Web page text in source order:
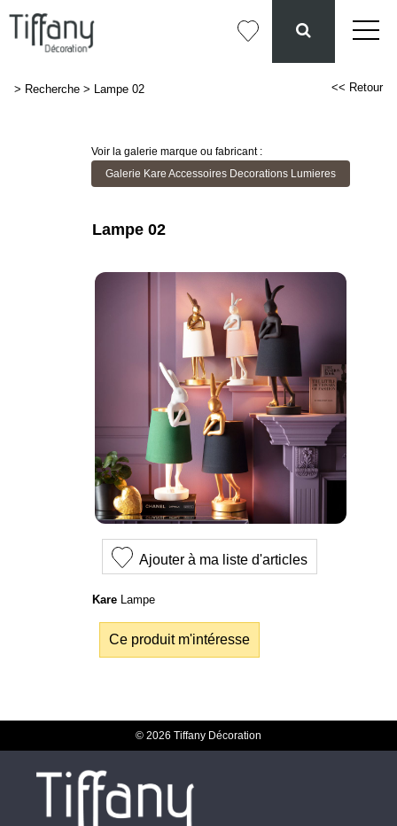
> Recherche > Lampe 02 << Retour
Voir la galerie marque ou fabricant :
Galerie Kare Accessoires Decorations Lumieres
Ajouter à ma liste d'articles
Lampe 02
KareLampe
Ce produit m'intéresse
© 2026 Tiffany Décoration